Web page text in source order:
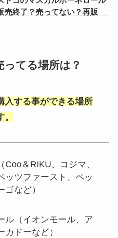
売終了？売ってない？再販
機のレンタルはコメリででき
がポックルはどこで買える？
ブラシはどこで売ってる？再
てる場所は？
入する事ができる場所
＆RIKU、コジマ、
ッツファースト、ペッ
ゴなど）
ル（イオンモール、ア
カドーなど）